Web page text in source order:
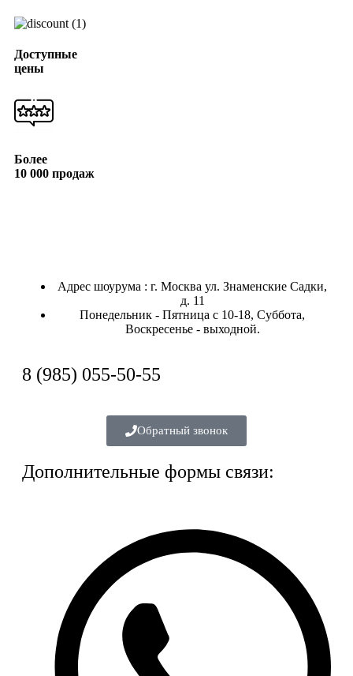
Доступные
цены
Более
10 000 продаж
Адрес шоурума : г. Москва ул. Знаменские Садки,
д. 11
Понедельник - Пятница с 10-18, Суббота,
Воскресенье - выходной.
8 (985) 055-50-55
Обратный звонок
Дополнительные формы связи: